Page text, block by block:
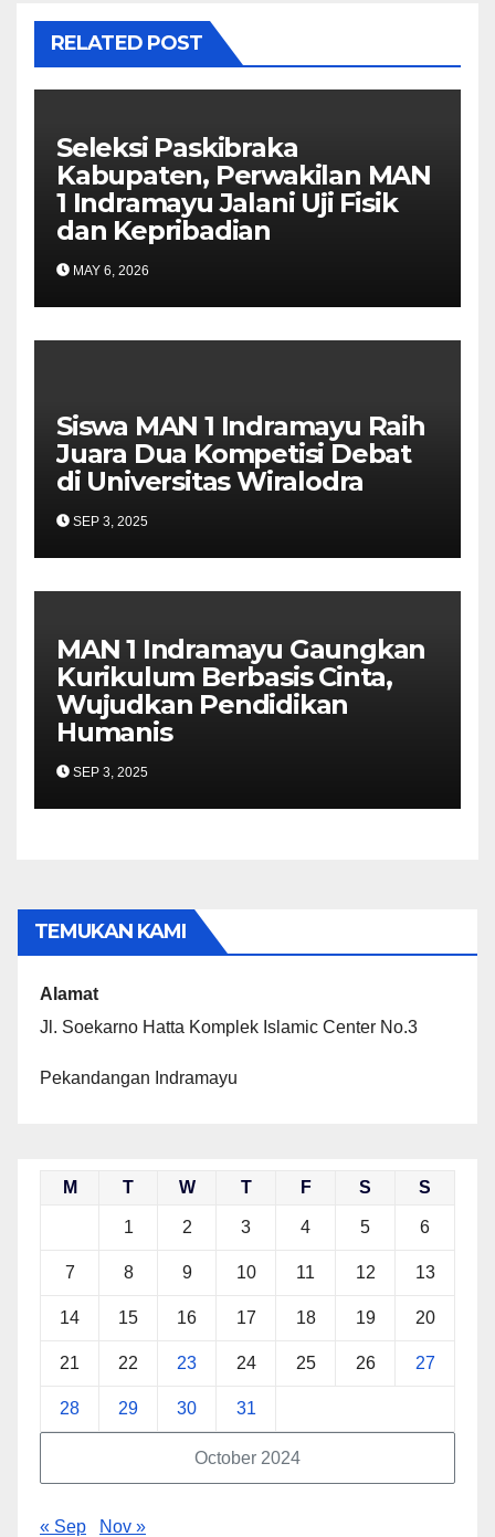
RELATED POST
Seleksi Paskibraka
Kabupaten, Perwakilan MAN
1 Indramayu Jalani Uji Fisik
dan Kepribadian
MAY 6, 2026
Siswa MAN 1 Indramayu Raih
Juara Dua Kompetisi Debat
di Universitas Wiralodra
SEP 3, 2025
MAN 1 Indramayu Gaungkan
Kurikulum Berbasis Cinta,
Wujudkan Pendidikan
Humanis
SEP 3, 2025
TEMUKAN KAMI
Alamat
Jl. Soekarno Hatta Komplek Islamic Center No.3
Pekandangan Indramayu
October 2024
M T W T F S S
1 2 3 4 5 6
7 8 9 10 11 12 13
14 15 16 17 18 19 20
21 22 23 24 25 26 27
28 29 30 31
« Sep Nov »